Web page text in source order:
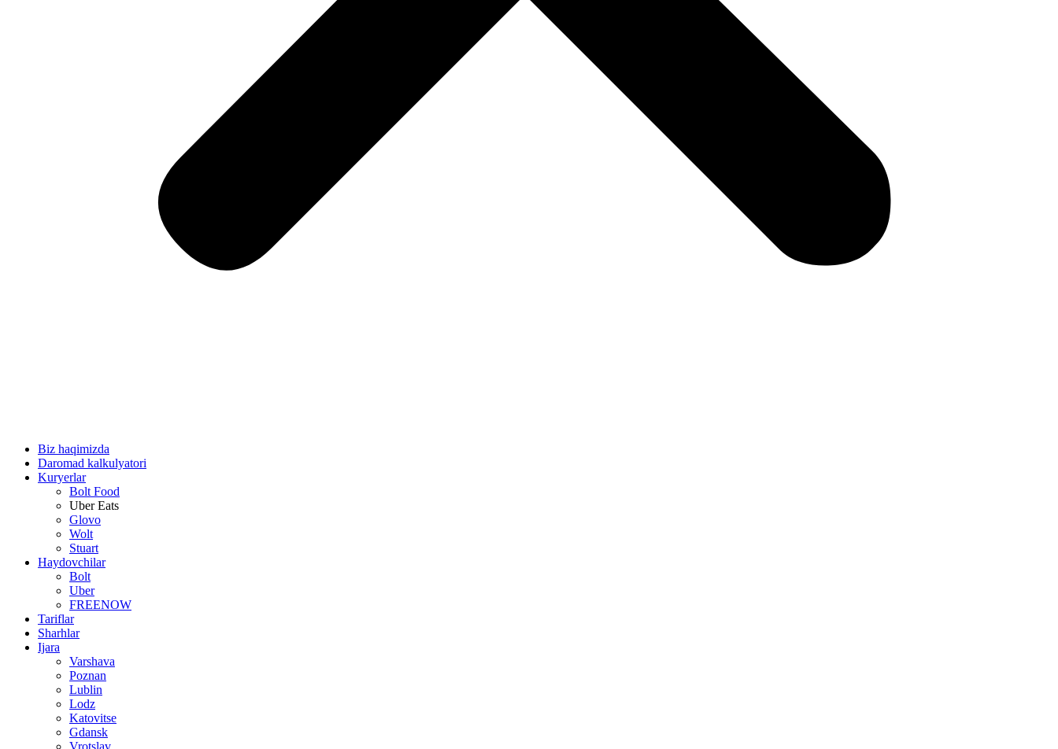
Biz haqimizda
Daromad kalkulyatori
Kuryerlar
Bolt Food
Uber Eats
Glovo
Wolt
Stuart
Haydovchilar
Bolt
Uber
FREENOW
Tariflar
Sharhlar
Ijara
Varshava
Poznan
Lublin
Lodz
Katovitse
Gdansk
Vrotslav